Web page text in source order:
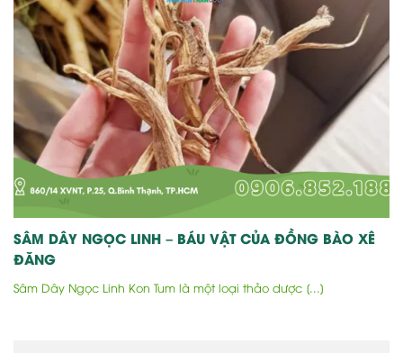
SÂM DÂY NGỌC LINH – BÁU VẬT CỦA ĐỒNG BÀO XÊ
ĐĂNG
Sâm Dây Ngọc Linh Kon Tum là một loại thảo dược [...]